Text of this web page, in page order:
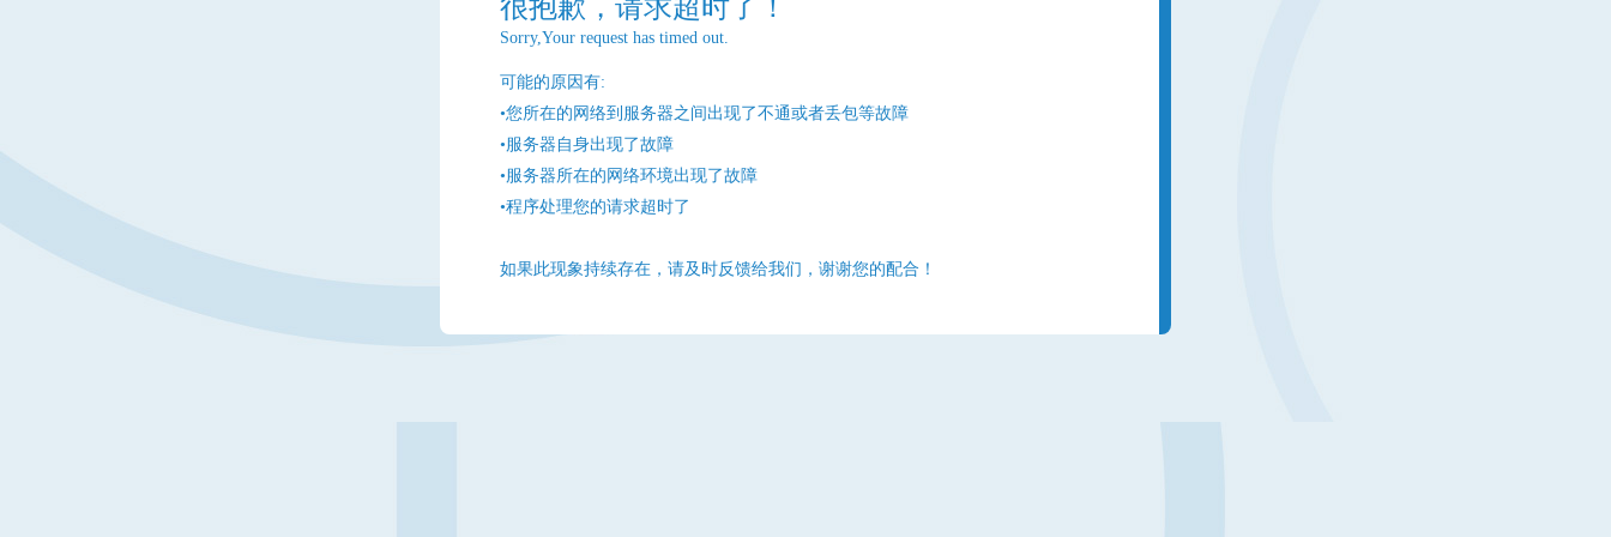
很抱歉，请求超时了！
Sorry,Your request has timed out.
可能的原因有:
•您所在的网络到服务器之间出现了不通或者丢包等故障
•服务器自身出现了故障
•服务器所在的网络环境出现了故障
•程序处理您的请求超时了
如果此现象持续存在，请及时反馈给我们，谢谢您的配合！